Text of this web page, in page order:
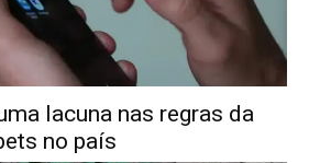
lacuna nas regras da
no país